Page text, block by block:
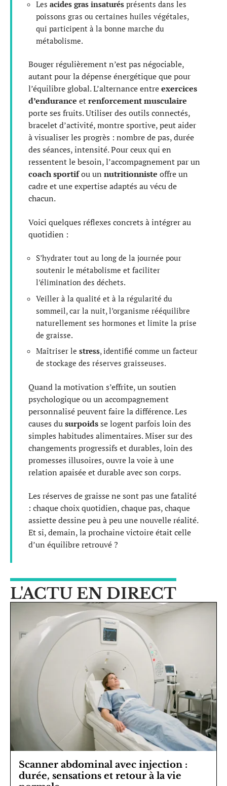
Les acides gras insaturés présents dans les
poissons gras ou certaines huiles végétales,
qui participent à la bonne marche du
métabolisme.
Bouger régulièrement n’est pas négociable,
autant pour la dépense énergétique que pour
l’équilibre global. L’alternance entreexercices
d’endurance etrenforcement musculaire
porte ses fruits. Utiliser des outils connectés,
bracelet d’activité, montre sportive, peut aider
à visualiser les progrès : nombre de pas, durée
des séances, intensité. Pour ceux qui en
ressentent le besoin, l’accompagnement par un
coach sportifou un nutritionniste offre un
cadre et une expertise adaptés au vécu de
chacun.
Voici quelques réflexes concrets à intégrer au
quotidien :
S’hydrater tout au long de la journée pour
soutenir le métabolisme et faciliter
l’élimination des déchets.
Veiller à la qualité et à la régularité du
sommeil, car la nuit, l’organisme rééquilibre
naturellement ses hormones et limite la prise
de graisse.
Maîtriser le stress, identifié comme un facteur
de stockage des réserves graisseuses.
Quand la motivation s’effrite, un soutien
psychologique ou un accompagnement
personnalisé peuvent faire la différence. Les
causes dusurpoidsse logent parfois loin des
simples habitudes alimentaires. Miser sur des
changements progressifs et durables, loin des
promesses illusoires, ouvre la voie à une
relation apaisée et durable avec son corps.
Les réserves de graisse ne sont pas une fatalité
: chaque choix quotidien, chaque pas, chaque
assiette dessine peu à peu une nouvelle réalité.
Et si, demain, la prochaine victoire était celle
d’un équilibre retrouvé ?
L'ACTU EN DIRECT
Scanner abdominal avec injection :
durée, sensations et retour à la vie